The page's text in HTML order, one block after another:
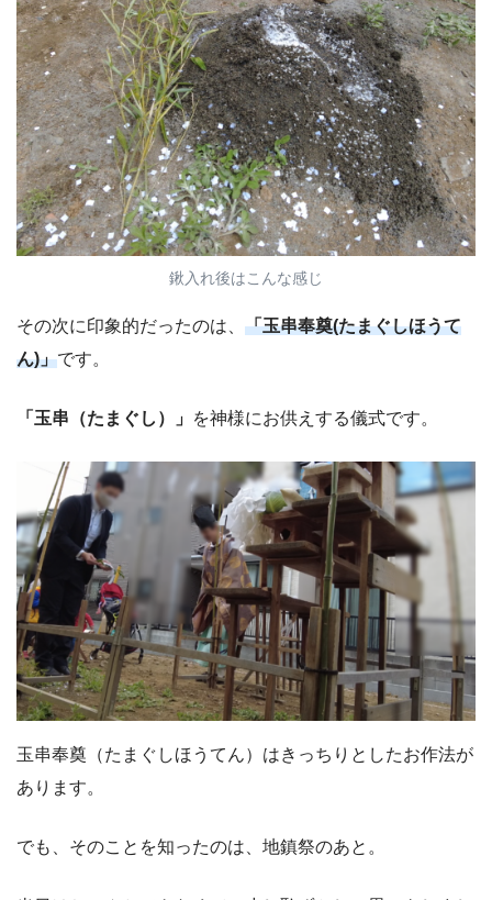
鍬入れ後はこんな感じ
その次に印象的だったのは、 「玉串奉奠(たまぐしほうて
ん)」です。
「玉串（たまぐし）」 を神様にお供えする儀式です。
玉串奉奠（たまぐしほうてん）はきっちりとしたお作法が
あります。
でも、そのことを知ったのは、地鎮祭のあと。